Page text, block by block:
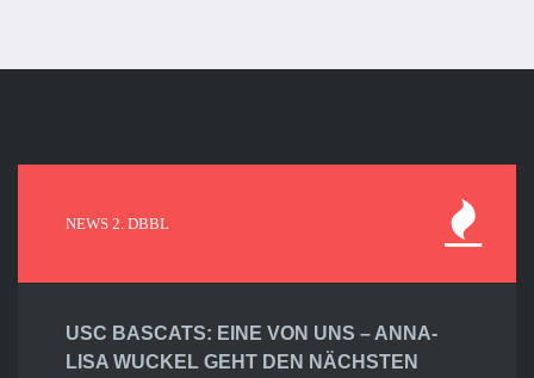
NEWS 2. DBBL
USC BASCATS: EINE VON UNS – ANNA-
LISA WUCKEL GEHT DEN NÄCHSTEN